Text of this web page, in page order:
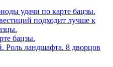
удачи по карте бацзы.
подходит лучше к
бацзы.
Роль ландшафта. 8 дворцов